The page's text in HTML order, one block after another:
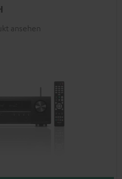
ansehen